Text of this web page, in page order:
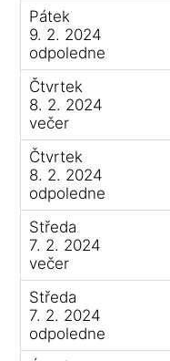
Pátek
9. 2. 2024
odpoledne
Čtvrtek
8. 2. 2024
večer
Čtvrtek
8. 2. 2024
odpoledne
Středa
7. 2. 2024
večer
Středa
7. 2. 2024
odpoledne